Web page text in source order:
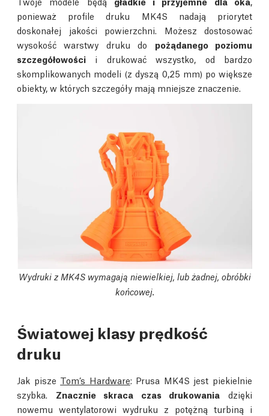
ponieważ profile druku MK4S nadają priorytet
doskonałej jakości powierzchni. Możesz dostosować
wysokość warstwy druku do pożądanego poziomu
szczegółowości i drukować wszystko, od bardzo
skomplikowanych modeli (z dyszą 0,25 mm) po większe
obiekty, w których szczegóły mają mniejsze znaczenie.
Wydruki z MK4S wymagają niewielkiej, lub żadnej, obróbki
końcowej.
Światowej klasy prędkość
druku
Jak pisze Tom’s Hardware: Prusa MK4S jest piekielnie
szybka. Znacznie skraca czas drukowania dzięki
nowemu wentylatorowi wydruku z potężną turbiną i